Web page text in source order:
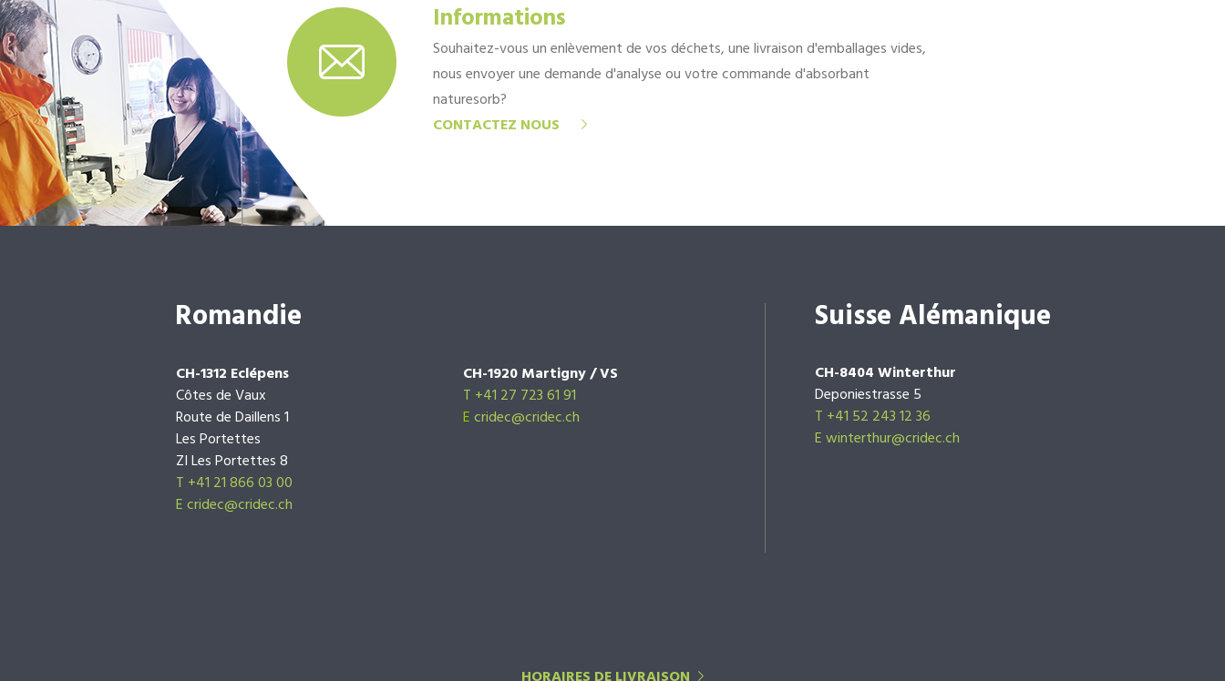
Informations
Souhaitez-vous un enlèvement de vos déchets, une livraison d'emballages vides,
nous envoyer une demande d'analyse ou votre commande d'absorbant
naturesorb?
CONTACTEZ NOUS
Romandie
CH-1312 Eclépens
Côtes de Vaux
Route de Daillens 1
Les Portettes
ZI Les Portettes 8
T +41 21 866 03 00
Ecridec@cridec.ch
CH-1920 Martigny / VS
T +41 27 723 61 91
Ecridec@cridec.ch
Suisse Alémanique
CH-8404 Winterthur
Deponiestrasse 5
T +41 52 243 12 36
E winterthur@cridec.ch